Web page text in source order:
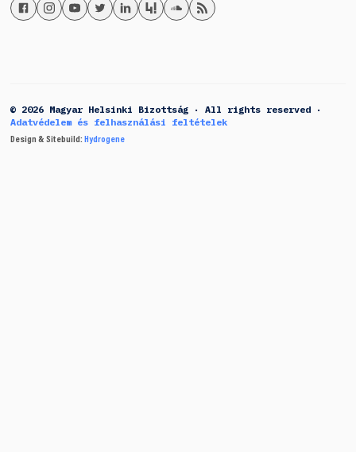
© 2026 Magyar Helsinki Bizottság · All rights reserved ·
Adatvédelem és felhasználási feltételek
Design & Sitebuild: Hydrogene